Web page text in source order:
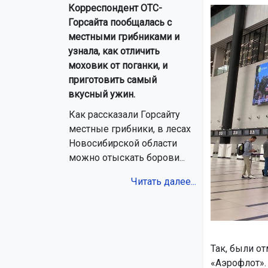
Корреспондент ОТС-
Горсайта пообщалась с
местными грибниками и
узнала, как отличить
моховик от поганки, и
приготовить самый
вкусный ужин.
Как рассказали Горсайту
местные грибники, в лесах
Новосибирской области
можно отыскать борови...
Читать далее...
Так, были
«Аэрофлот».